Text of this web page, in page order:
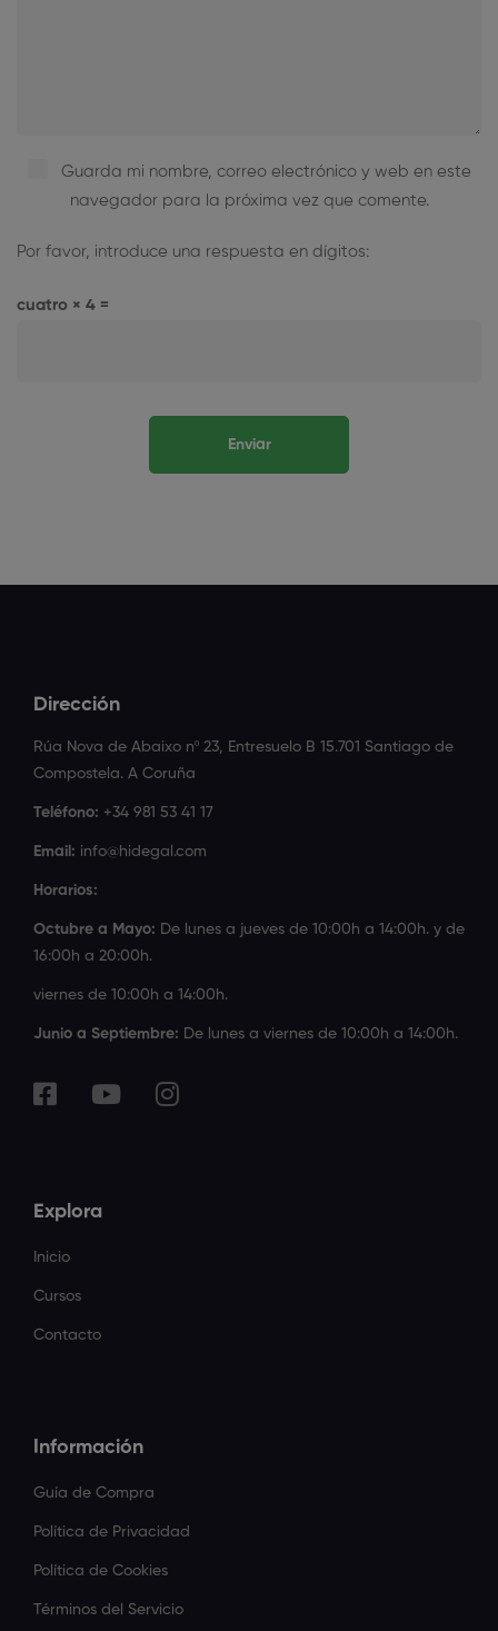
Guarda mi nombre, correo electrónico y web en este
navegador para la próxima vez que comente.
Por favor, introduce una respuesta en dígitos:
cuatro × 4 =
Dirección
Rúa Nova de Abaixo nº 23, Entresuelo B 15.701 Santiago de
Compostela. A Coruña
Teléfono: +34 981 53 41 17
Email: info@hidegal.com
Horarios:
Octubre a Mayo: De lunes a jueves de 10:00h a 14:00h. y de
16:00h a 20:00h.
viernes de 10:00h a 14:00h.
Junio a Septiembre: De lunes a viernes de 10:00h a 14:00h.
Explora
Inicio
Cursos
Contacto
Información
Guía de Compra
Política de Privacidad
Política de Cookies
Términos del Servicio